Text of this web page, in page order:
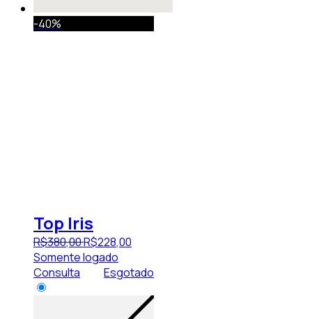
-40%
Top Iris
R$380,00R$228,00
Somente logado
Consulta
Esgotado